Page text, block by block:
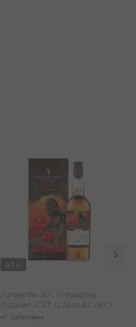
0.7 л.
Лагавулин 26г. Специално
Издание 2021 / Lagavulin 26YO
2021 Diageo Special Release
Запитване